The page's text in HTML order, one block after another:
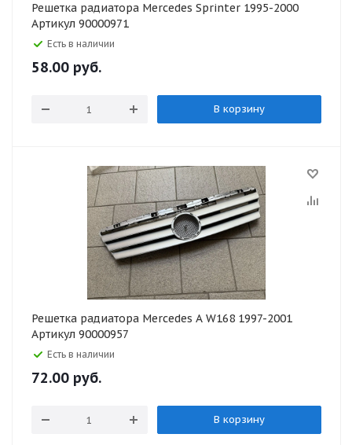
Решетка радиатора Mercedes Sprinter 1995-2000
Артикул 90000971
Есть в наличии
58.00 руб.
В корзину
Решетка радиатора Mercedes A W168 1997-2001
Артикул 90000957
Есть в наличии
72.00 руб.
В корзину